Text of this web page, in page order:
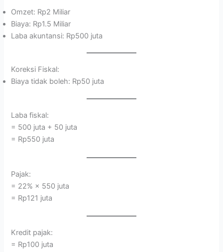
Omzet: Rp2 Miliar
Biaya: Rp1.5 Miliar
Laba akuntansi: Rp500 juta
Koreksi Fiskal:
Biaya tidak boleh: Rp50 juta
Laba fiskal:
= 500 juta + 50 juta
= Rp550 juta
Pajak:
= 22% × 550 juta
= Rp121 juta
Kredit pajak:
= Rp100 juta